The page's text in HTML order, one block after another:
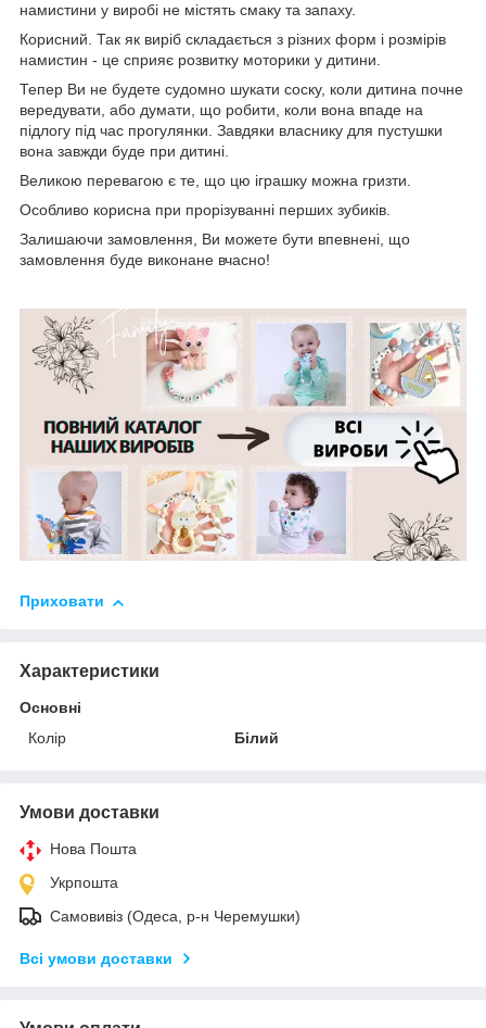
намистини у виробі не містять смаку та запаху.
Корисний. Так як виріб складається з різних форм і розмірів
намистин - це сприяє розвитку моторики у дитини.
Тепер Ви не будете судомно шукати соску, коли дитина почне
вередувати, або думати, що робити, коли вона впаде на
підлогу під час прогулянки. Завдяки власнику для пустушки
вона завжди буде при дитині.
Великою перевагою є те, що цю іграшку можна гризти.
Особливо корисна при прорізуванні перших зубиків.
Залишаючи замовлення, Ви можете бути впевнені, що
замовлення буде виконане вчасно!
Приховати
Характеристики
Основні
Колір
Білий
Умови доставки
Нова Пошта
Укрпошта
Самовивіз (Одеса, р-н Черемушки)
Всі умови доставки